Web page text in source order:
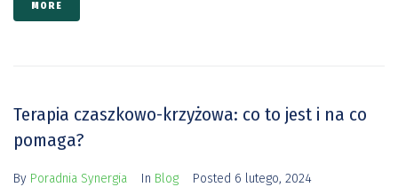
MORE
Terapia czaszkowo-krzyżowa: co to jest i na co
pomaga?
By Poradnia Synergia In Blog Posted 6 lutego, 2024